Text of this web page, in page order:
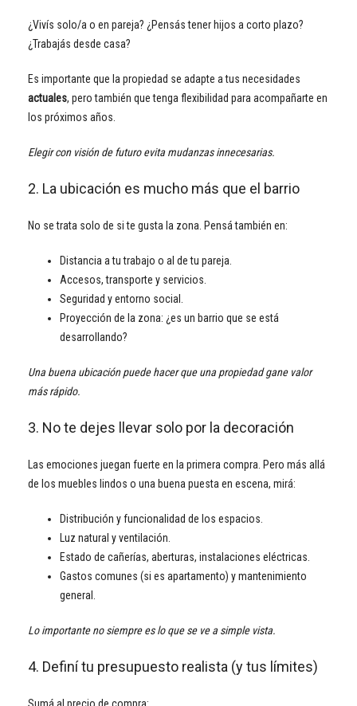
¿Vivís solo/a o en pareja? ¿Pensás tener hijos a corto plazo?
¿Trabajás desde casa?
Es importante que la propiedad se adapte a tus necesidades
actuales, pero también que tenga flexibilidad para acompañarte en
los próximos años.
Elegir con visión de futuro evita mudanzas innecesarias.
2. La ubicación es mucho más que el barrio
No se trata solo de si te gusta la zona. Pensá también en:
Distancia a tu trabajo o al de tu pareja.
Accesos, transporte y servicios.
Seguridad y entorno social.
Proyección de la zona: ¿es un barrio que se está
desarrollando?
Una buena ubicación puede hacer que una propiedad gane valor
más rápido.
3. No te dejes llevar solo por la decoración
Las emociones juegan fuerte en la primera compra. Pero más allá
de los muebles lindos o una buena puesta en escena, mirá:
Distribución y funcionalidad de los espacios.
Luz natural y ventilación.
Estado de cañerías, aberturas, instalaciones eléctricas.
Gastos comunes (si es apartamento) y mantenimiento
general.
Lo importante no siempre es lo que se ve a simple vista.
4. Definí tu presupuesto realista (y tus límites)